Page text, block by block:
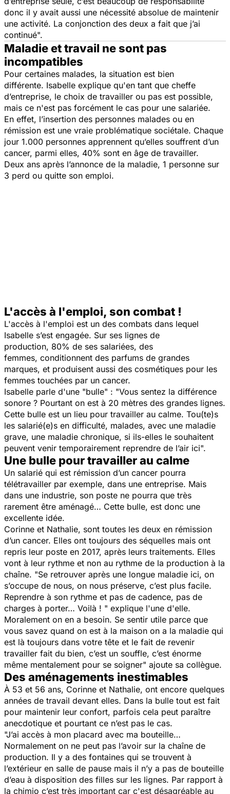
donc il y avait aussi une nécessité absolue de maintenir
une activité. La conjonction des deux a fait que j’ai
continué".
Maladie et travail ne sont pas
incompatibles
Pour certaines malades, la situation est bien
différente. Isabelle explique qu'en tant que cheffe
d’entreprise, le choix de travailler ou pas est possible,
mais ce n'est pas forcément le cas pour une salariée.
En effet, l’insertion des personnes malades ou en
rémission est une vraie problématique sociétale. Chaque
jour 1.000 personnes apprennent qu’elles souffrent d’un
cancer, parmi elles, 40% sont en âge de travailler.
Deux ans après l’annonce de la maladie, 1 personne sur
3 perd ou quitte son emploi.
L'accès à l'emploi, son combat !
L'accès à l'emploi est un des combats dans lequel
Isabelle s’est engagée. Sur ses lignes de
production, 80% de ses salariées, des
femmes, conditionnent des parfums de grandes
marques, et produisent aussi des cosmétiques pour les
femmes touchées par un cancer.
Isabelle parle d'une "bulle" : "Vous sentez la différence
sonore ? Pourtant on est à 20 mètres des grandes lignes.
Cette bulle est un lieu pour travailler au calme. Tou(te)s
les salarié(e)s en difficulté, malades, avec une maladie
grave, une maladie chronique, si ils-elles le souhaitent
peuvent venir temporairement reprendre de l’air ici".
Une bulle pour travailler au calme
Un salarié qui est rémission d’un cancer pourra
télétravailler par exemple, dans une entreprise. Mais
dans une industrie, son poste ne pourra que très
rarement être aménagé… Cette bulle, est donc une
excellente idée.
Corinne et Nathalie, sont toutes les deux en rémission
d’un cancer. Elles ont toujours des séquelles mais ont
repris leur poste en 2017, après leurs traitements. Elles
vont à leur rythme et non au rythme de la production à la
chaîne. "Se retrouver après une longue maladie ici, on
s’occupe de nous, on nous préserve, c’est plus facile.
Reprendre à son rythme et pas de cadence, pas de
charges à porter… Voilà ! " explique l'une d'elle.
Moralement on en a besoin. Se sentir utile parce que
vous savez quand on est à la maison on a la maladie qui
est là toujours dans votre tête et le fait de revenir
travailler fait du bien, c’est un souffle, c’est énorme
même mentalement pour se soigner" ajoute sa collègue.
Des aménagements inestimables
À 53 et 56 ans, Corinne et Nathalie, ont encore quelques
années de travail devant elles. Dans la bulle tout est fait
pour maintenir leur confort, parfois cela peut paraître
anecdotique et pourtant ce n’est pas le cas.
"J’ai accès à mon placard avec ma bouteille…
Normalement on ne peut pas l’avoir sur la chaîne de
production. Il y a des fontaines qui se trouvent à
l’extérieur en salle de pause mais il n’y a pas de bouteille
d’eau à disposition des filles sur les lignes. Par rapport à
la chimio c’est très important car c'est désagréable au